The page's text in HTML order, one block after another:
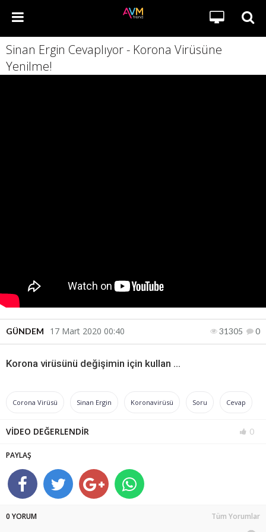
Sinan Ergin Cevaplıyor - Korona Virüsüne
Yenilme!
GÜNDEM 17 Mart 2020 00:40 31305 0
Korona virüsünü değişimin için kullan ...
Corona Virüsü Sinan Ergin Koronavirüsü Soru Cevap
VİDEO DEĞERLENDİR 0
PAYLAŞ
0 YORUM Tüm Yorumlar